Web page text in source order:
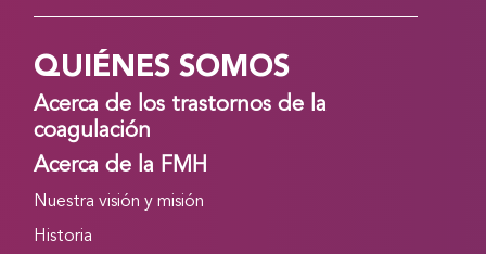
QUIÉNES SOMOS
Acerca de los trastornos de la
coagulación
Acerca de la FMH
Nuestra visión y misión
Historia